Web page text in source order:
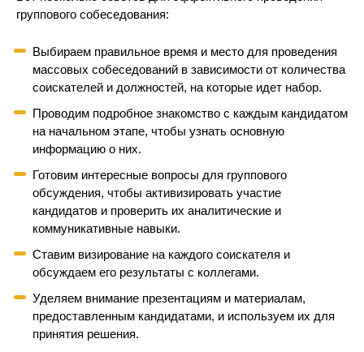
группового собеседования:
Выбираем правильное время и место для проведения
массовых собеседований в зависимости от количества
соискателей и должностей, на которые идет набор.
Проводим подробное знакомство с каждым кандидатом
на начальном этапе, чтобы узнать основную
информацию о них.
Готовим интересные вопросы для группового
обсуждения, чтобы активизировать участие
кандидатов и проверить их аналитические и
коммуникативные навыки.
Ставим визирование на каждого соискателя и
обсуждаем его результаты с коллегами.
Уделяем внимание презентациям и материалам,
предоставленным кандидатами, и используем их для
принятия решения.